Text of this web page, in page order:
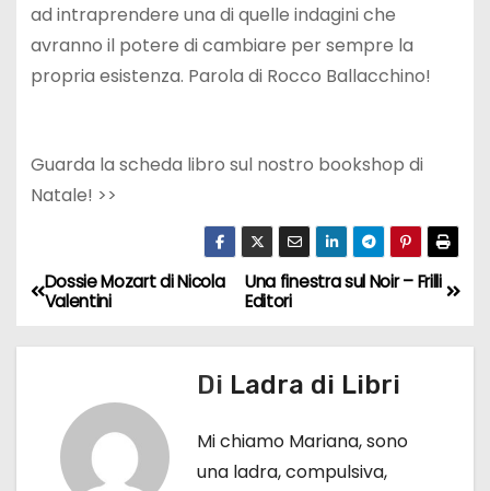
ad intraprendere una di quelle indagini che
avranno il potere di cambiare per sempre la
propria esistenza. Parola di Rocco Ballacchino!
Guarda la scheda libro sul nostro bookshop di
Natale! >>
N
a
Una finestra sul Noir – Frilli
Editori
Dossie Mozart di Nicola
Valentini
Di Ladra di Libri
Mi chiamo Mariana, sono
una ladra, compulsiva,